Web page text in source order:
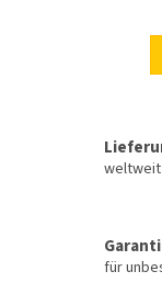
weltweit
für